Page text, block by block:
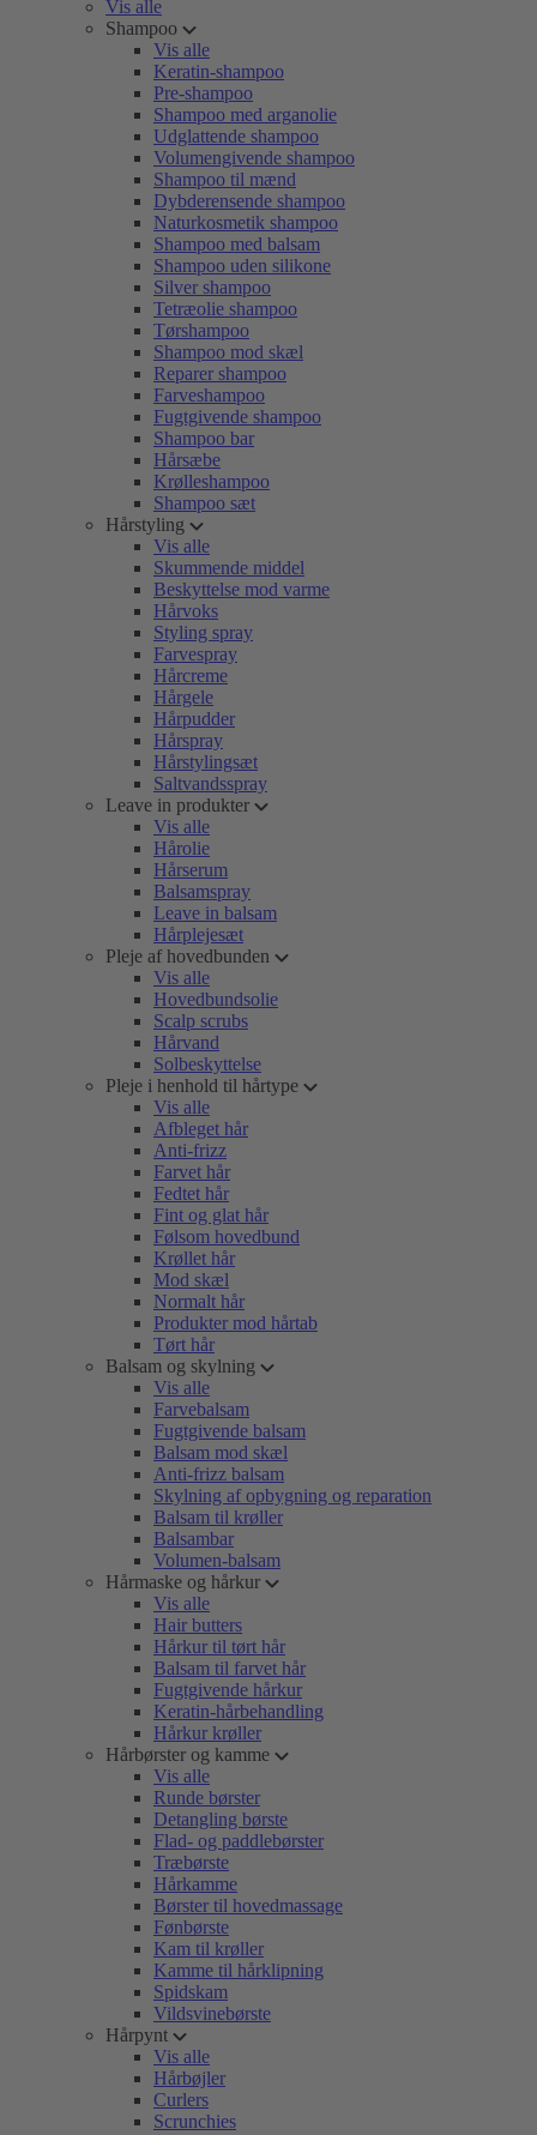
Vis alle
Shampoo
Vis alle
Keratin-shampoo
Pre-shampoo
Shampoo med arganolie
Udglattende shampoo
Volumengivende shampoo
Shampoo til mænd
Dybderensende shampoo
Naturkosmetik shampoo
Shampoo med balsam
Shampoo uden silikone
Silver shampoo
Tetræolie shampoo
Tørshampoo
Shampoo mod skæl
Reparer shampoo
Farveshampoo
Fugtgivende shampoo
Shampoo bar
Hårsæbe
Krølleshampoo
Shampoo sæt
Hårstyling
Vis alle
Skummende middel
Beskyttelse mod varme
Hårvoks
Styling spray
Farvespray
Hårcreme
Hårgele
Hårpudder
Hårspray
Hårstylingsæt
Saltvandsspray
Leave in produkter
Vis alle
Hårolie
Hårserum
Balsamspray
Leave in balsam
Hårplejesæt
Pleje af hovedbunden
Vis alle
Hovedbundsolie
Scalp scrubs
Hårvand
Solbeskyttelse
Pleje i henhold til hårtype
Vis alle
Afbleget hår
Anti-frizz
Farvet hår
Fedtet hår
Fint og glat hår
Følsom hovedbund
Krøllet hår
Mod skæl
Normalt hår
Produkter mod hårtab
Tørt hår
Balsam og skylning
Vis alle
Farvebalsam
Fugtgivende balsam
Balsam mod skæl
Anti-frizz balsam
Skylning af opbygning og reparation
Balsam til krøller
Balsambar
Volumen-balsam
Hårmaske og hårkur
Vis alle
Hair butters
Hårkur til tørt hår
Balsam til farvet hår
Fugtgivende hårkur
Keratin-hårbehandling
Hårkur krøller
Hårbørster og kamme
Vis alle
Runde børster
Detangling børste
Flad- og paddlebørster
Træbørste
Hårkamme
Børster til hovedmassage
Fønbørste
Kam til krøller
Kamme til hårklipning
Spidskam
Vildsvinebørste
Hårpynt
Vis alle
Hårbøjler
Curlers
Scrunchies